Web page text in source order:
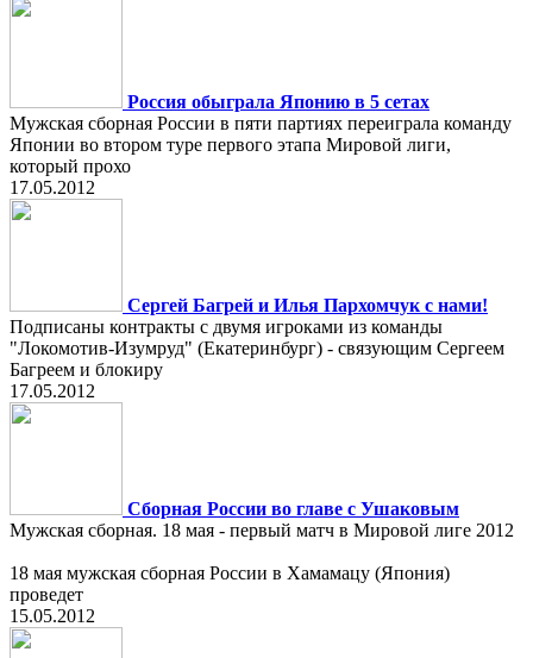
Россия обыграла Японию в 5 сетах
Мужская сборная России в пяти партиях переиграла команду
Японии во втором туре первого этапа Мировой лиги,
который прохо
17.05.2012
Сергей Багрей и Илья Пархомчук с нами!
Подписаны контракты с двумя игроками из команды
"Локомотив-Изумруд" (Екатеринбург) - связующим Сергеем
Багреем и блокиру
17.05.2012
Сборная России во главе с Ушаковым
Мужская сборная. 18 мая - первый матч в Мировой лиге 2012
18 мая мужская сборная России в Хамамацу (Япония)
проведет
15.05.2012